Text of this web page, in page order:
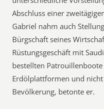
Abschluss einer
Gabriel nahm auch
Bürgschaft seines
Rüstungsgeschäft mit
bestellten
Erdölplattformen und
Bevölkerung, betonte er.